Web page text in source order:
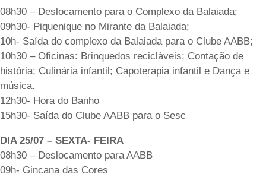
08h30 – Deslocamento para o Complexo da Balaiada;
09h30- Piquenique no Mirante da Balaiada;
10h- Saída do complexo da Balaiada para o Clube AABB;
10h30 – Oficinas: Brinquedos recicláveis; Contação de
história; Culinária infantil; Capoterapia infantil e Dança e
música.
12h30- Hora do Banho
15h30- Saída do Clube AABB para o Sesc
DIA 25/07 – SEXTA- FEIRA
08h30 – Deslocamento para AABB
09h- Gincana das Cores